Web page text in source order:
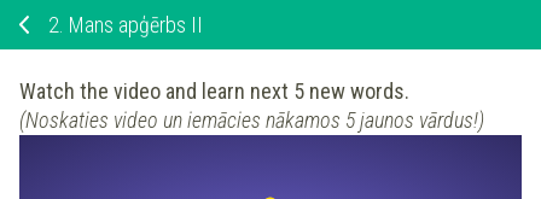
2. Mans apģērbs II
Watch the video and learn next 5 new words.
(Noskaties video un iemācies nākamos 5 jaunos vārdus!)